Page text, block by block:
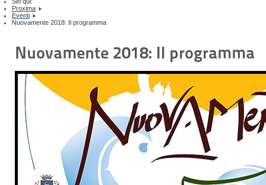
Proxima
Eventi
Nuovamente 2018: Il programma
Nuovamente 2018: Il programma